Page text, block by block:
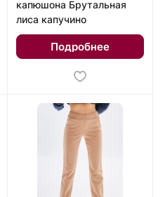
капюшона Брутальная
лиса капучино
Подробнее